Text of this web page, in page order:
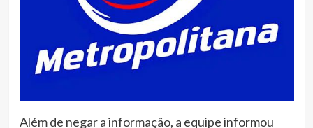
Além de negar a informação, a equipe informou